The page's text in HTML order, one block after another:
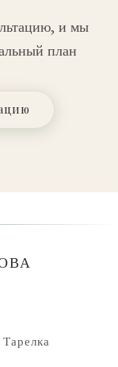
и мы
план